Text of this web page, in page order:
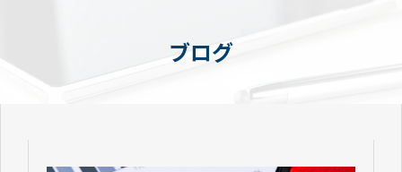
ブログ